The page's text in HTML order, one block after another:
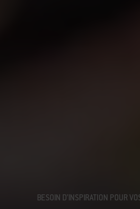
BESOIN D’INSPIRATION POUR